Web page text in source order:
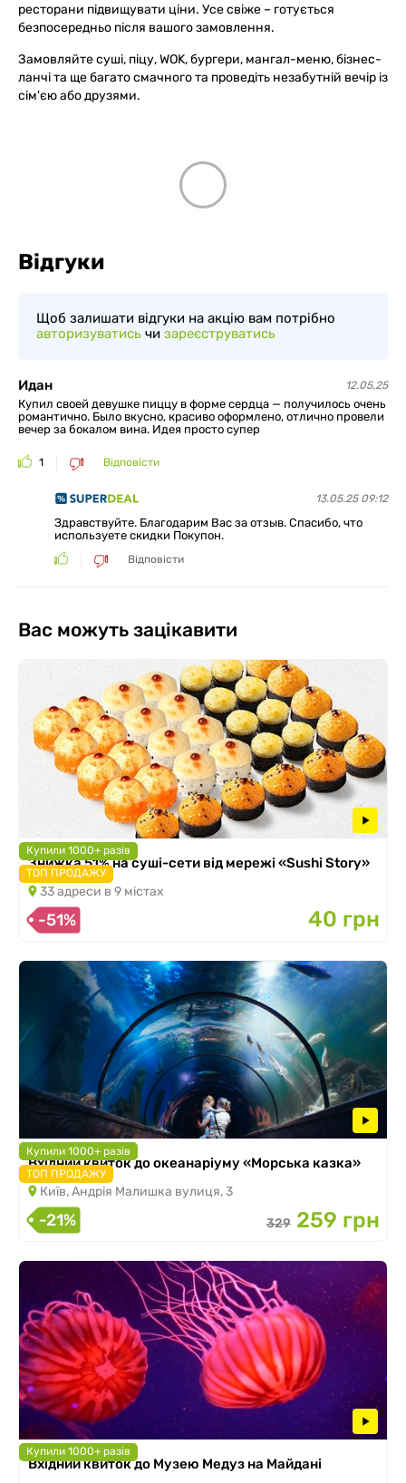
ресторани підвищувати ціни. Усе свіже – готується
безпосередньо після вашого замовлення.
Замовляйте суші, піцу, WOK, бургери, мангал-меню, бізнес-
ланчі та ще багато смачного та проведіть незабутній вечір із
сім'єю або друзями.
Відгуки
Щоб залишати відгуки на акцію вам потрібно
авторизуватись чи зареєструватись
Идан 12.05.25
Купил своей девушке пиццу в форме сердца — получилось очень
романтично. Было вкусно, красиво оформлено, отлично провели
вечер за бокалом вина. Идея просто супер
1 Відповісти
13.05.25 09:12
Здравствуйте. Благодарим Вас за отзыв. Спасибо, что
используете скидки Покупон.
Відповісти
Вас можуть зацікавити
Купили 1000+ разів
ТОП ПРОДАЖУ
Знижка 51% на суші-сети від мережі «Sushi Story»
33 адреси в 9 містах
-51% 40 грн
Купили 1000+ разів
ТОП ПРОДАЖУ
Вхідний квиток до океанаріуму «Морська казка»
Київ, Андрія Малишка вулиця, 3
-21% 329 259 грн
Купили 1000+ разів
Вхідний квиток до Музею Медуз на Майдані